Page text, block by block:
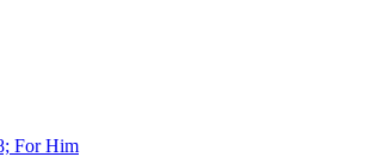
For Him